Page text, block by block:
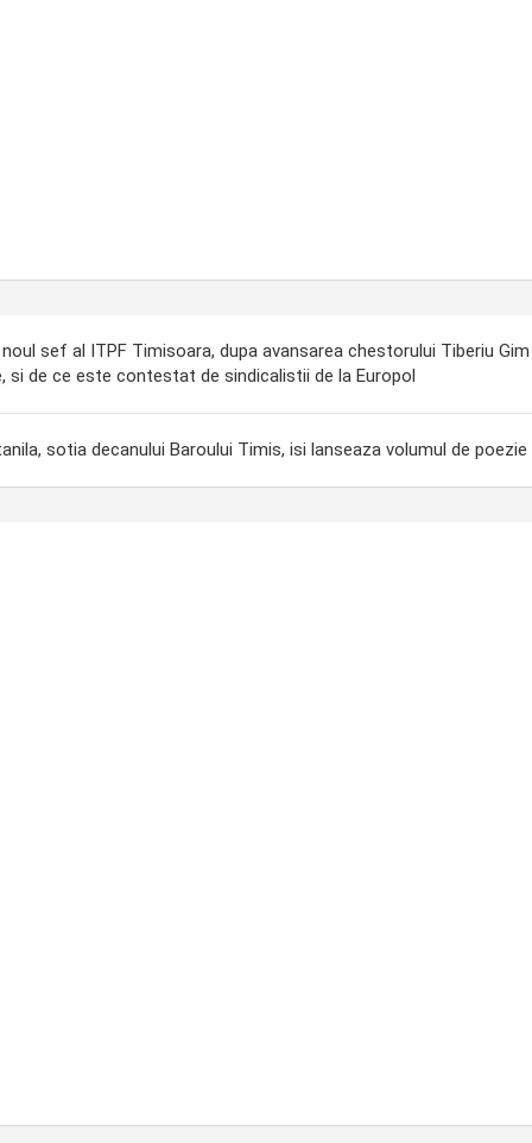
noul sef al ITPF Timisoara, dupa avansarea chestorului Tiberiu
si de ce este contestat de sindicalistii de la Europol
sotia decanului Baroului Timis, isi lanseaza volumul de poezie